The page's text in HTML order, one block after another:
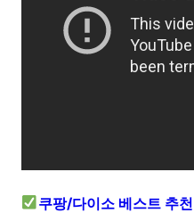
쿠팡/다이소 베스트 추